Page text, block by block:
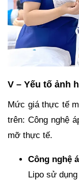
V – Yếu tố ảnh
Mức giá thực tế
trên: Công nghệ
mỡ thực tế.
Công nghệ
Lipo sử